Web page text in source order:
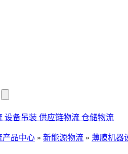
设备吊装 供应链物流 仓储物流
产品中心 » 新能源物流 » 薄膜机器